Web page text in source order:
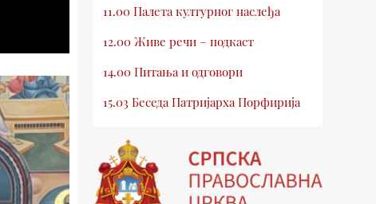
11.00 Палета културног наслеђа
12.00 Живе речи – подкаст
14.00 Питања и одговори
15.03 Беседа Патријарха Порфирија
15.30 Млади у Цркви
16.03 Српски јерарси